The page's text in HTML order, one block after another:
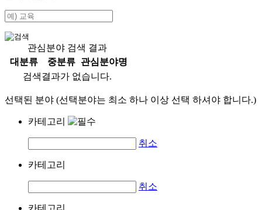
관심분야 검색 결과
대분류
중분류
관심분야명
검색결과가 없습니다.
선택된 분야 (선택분야는 최소 하나 이상 선택 하셔야 합니다.)
카테고리
취소
카테고리
취소